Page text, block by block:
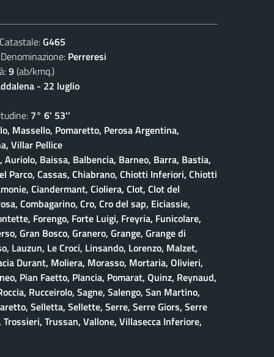
G465
Perreresi
9(ab/kmq.)
- 22 luglio
7° 6' 53''
Massello, Pomaretto, Perosa Argentina,
Villar Pellice
Auriolo, Baissa, Balbencia, Barneo, Barra, Bastia,
Parco, Cassas, Chiabrano, Chiotti Inferiori, Chiotti
Ciandermant, Cioliera, Clot, Clot del
Combagarino, Cro, Cro del sap, Eiciassie,
Forengo, Forte Luigi, Freyria, Funicolare,
Gran Bosco, Granero, Grange, Grange di
Lauzun, Le Croci, Linsando, Lorenzo, Malzet,
Durant, Moliera, Morasso, Mortaria, Olivieri,
Pian Faetto, Plancia, Pomarat, Quinz, Reynaud,
Rucceirolo, Sagne, Salengo, San Martino,
Selletta, Sellette, Serre, Serre Giors, Serre
Trussan, Vallone, Villasecca Inferiore,